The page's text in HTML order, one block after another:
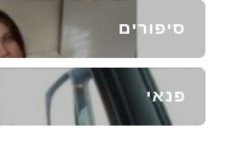
סיפורים
פנאי